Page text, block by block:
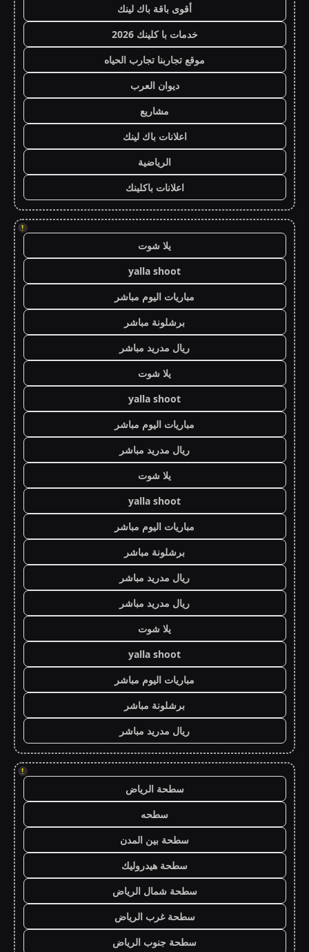
أقوى باقة باك لينك
خدمات با كلينك 2026
موقع تجاربنا تجارب الحياه
ديوان العرب
مشاريع
اعلانات باك لينك
الرياضية
اعلانات باكلينك
!
يلا شوت
yalla shoot
مباريات اليوم مباشر
برشلونة مباشر
ريال مدريد مباشر
يلا شوت
yalla shoot
مباريات اليوم مباشر
ريال مدريد مباشر
يلا شوت
yalla shoot
مباريات اليوم مباشر
برشلونة مباشر
ريال مدريد مباشر
ريال مدريد مباشر
يلا شوت
yalla shoot
مباريات اليوم مباشر
برشلونة مباشر
ريال مدريد مباشر
!
سطحة الرياض
سطحه
سطحة بين المدن
سطحة هيدروليك
سطحة شمال الرياض
سطحة غرب الرياض
سطحة جنوب الرياض